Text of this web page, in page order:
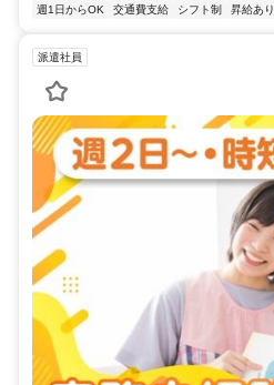
週1日からOK 交通費支給 シフト制 昇給あり
派遣社員